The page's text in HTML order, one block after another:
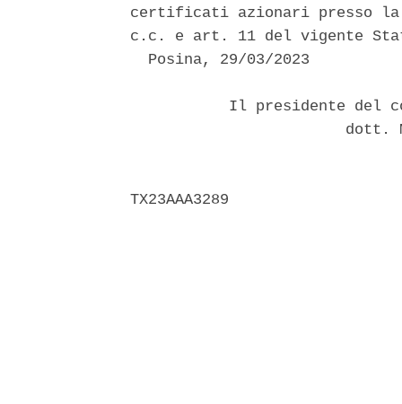
certificati azionari presso
c.c. e art. 11 del vigente
  Posina, 29/03/2023
Il presidente del